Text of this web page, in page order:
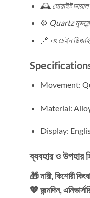
🕰 হোয়াইট
⚙️ Quartz
🔗 লং চেইন
Movement:
Material:
Display:
ব্যবহার ও উপহার
🎁 নারী, কিশোরী
💖 জন্মদিন,